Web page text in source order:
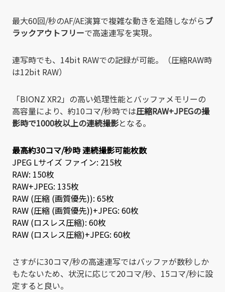
最大60回/秒のAF/AE演算で複雑な動きを追随しながらブ
ラックアウトフリーで高速連写を実現。
連写時でも、14bit RAWでの記録が可能。（圧縮RAW時
は12bit RAW）
「BIONZ XR2」の高い処理性能とバッファメモリーの
高容量により、約10コマ/秒時では圧縮RAW+JPEGの撮
影時で1000枚以上の連続撮影となる。
最高約30コマ/秒時 連続撮影可能枚数
JPEG Lサイズ ファイン: 215枚
RAW: 150枚
RAW+JPEG: 135枚
RAW (圧縮 (画質優先)): 65枚
RAW (圧縮 (画質優先))+JPEG: 60枚
RAW (ロスレス圧縮): 60枚
RAW (ロスレス圧縮)+JPEG: 60枚
さすがに30コマ/秒の高速連写ではバッファが数秒しか
もたないため、状況に応じて20コマ/秒、15コマ/秒に設
定すると良い。